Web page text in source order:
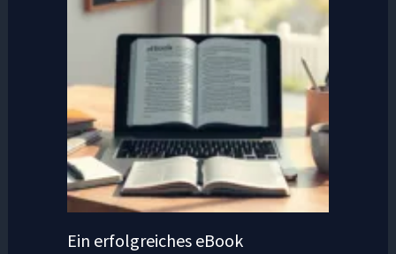
Ein erfolgreiches eBook